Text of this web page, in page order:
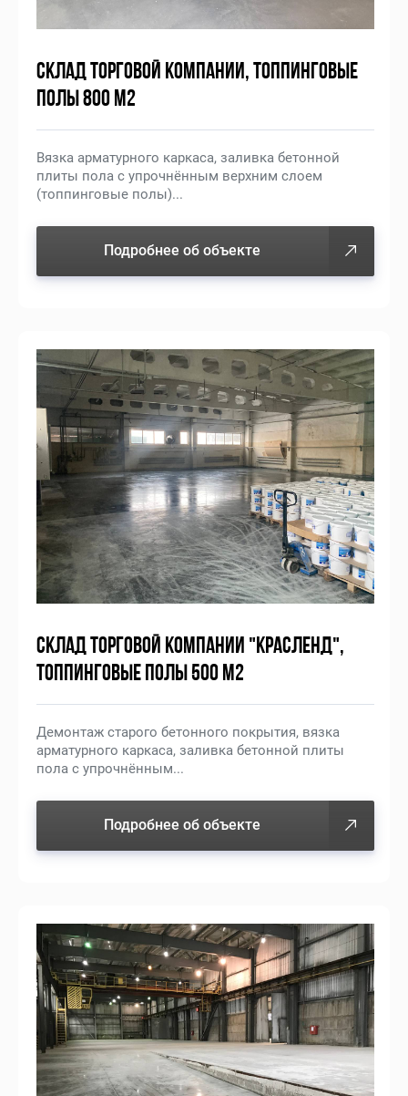
СКЛАД ТОРГОВОЙ КОМПАНИИ, ТОППИНГОВЫЕ
ПОЛЫ 800 М2
Вязка арматурного каркаса, заливка бетонной
плиты пола с упрочнённым верхним слоем
(топпинговые полы)...
Подробнее об объекте
СКЛАД ТОРГОВОЙ КОМПАНИИ "КРАСЛЕНД",
ТОППИНГОВЫЕ ПОЛЫ 500 М2
Демонтаж старого бетонного покрытия, вязка
арматурного каркаса, заливка бетонной плиты
пола с упрочнённым...
Подробнее об объекте